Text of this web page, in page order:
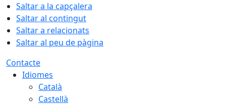
Saltar a la capçalera
Saltar al contingut
Saltar a relacionats
Saltar al peu de pàgina
Contacte
Idiomes
Català
Castellà